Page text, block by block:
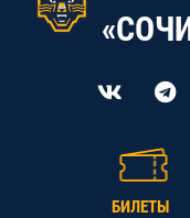
БИЛЕТЫ